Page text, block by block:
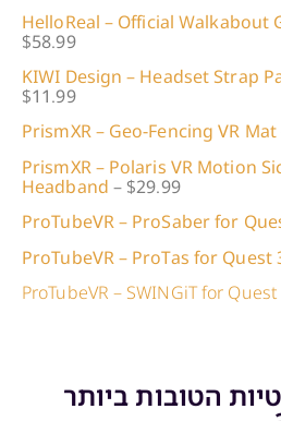
HelloReal – Official Walkabout
$58.99
KIWI Design – Headset Strap
$11.99
PrismXR – Geo-Fencing VR Mat
PrismXR – Polaris VR Motion
Headband – $29.99
ProTubeVR – ProSaber for
ProTubeVR – ProTas for Quest
ProTubeVR – SWINGiT for Quest
הטובות ביותר